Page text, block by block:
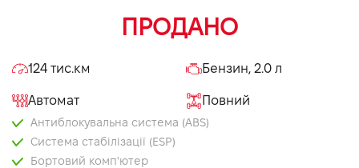
ПРОДАНО
124 тис.км Бензин, 2.0 л
Автомат Повний
Антиблокувальна система (ABS)
Система стабілізації (ESP)
Бортовий комп'ютер
Підпишись на наш канал та слідкуй за